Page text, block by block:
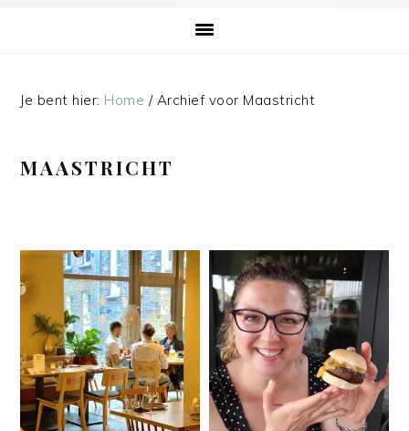
Je bent hier: Home /Archief voor Maastricht
MAASTRICHT